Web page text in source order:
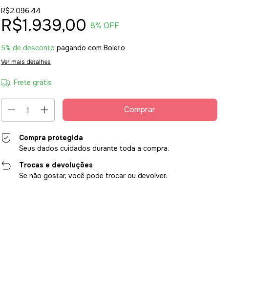
R$2.096,44
R$1.939,00 8% OFF
5% de desconto pagando com Boleto
Ver mais detalhes
Frete grátis
Compra protegida
Seus dados cuidados durante toda a compra.
Trocas e devoluções
Se não gostar, você pode trocar ou devolver.